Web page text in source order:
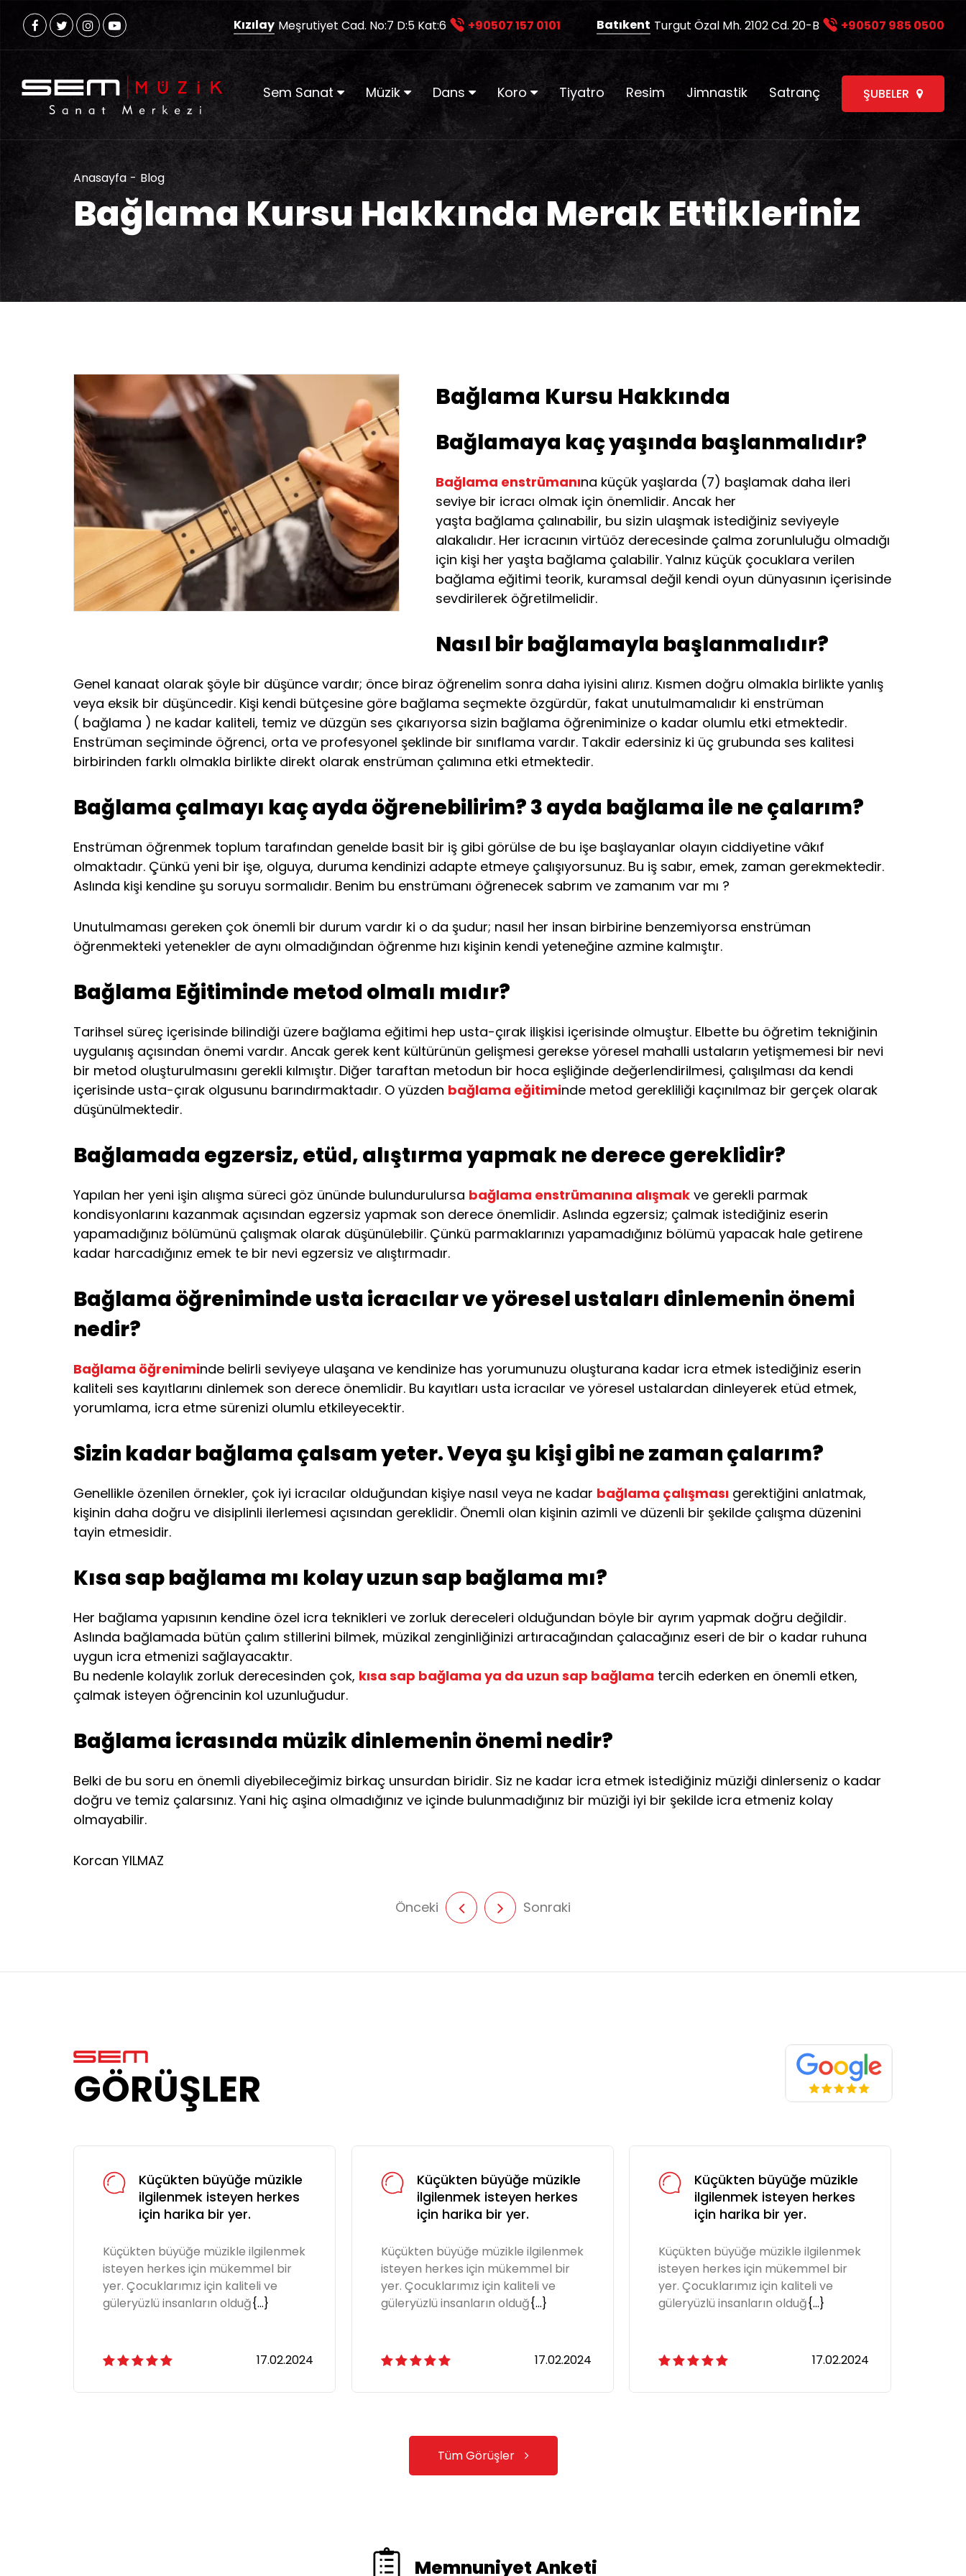
Kızılay Meşrutiyet Cad. No:7 D:5 Kat:6 +90507 157 0101 Batıkent Turgut Özal Mh. 2102 Cd. 20-B +90507 985 0500
ŞUBELER
Sem Sanat Müzik Dans Koro Tiyatro Resim Jimnastik Satranç
Anasayfa Blog
Bağlama Kursu Hakkında Merak Ettikleriniz
Bağlama Kursu Hakkında
Bağlamaya kaç yaşında başlanmalıdır?
Bağlama enstrümanına küçük yaşlarda (7) başlamak daha ileri
seviye bir icracı olmak için önemlidir. Ancak her
yaşta bağlama çalınabilir, bu sizin ulaşmak istediğiniz seviyeyle
alakalıdır. Her icracının virtüöz derecesinde çalma zorunluluğu olmadığı
için kişi her yaşta bağlama çalabilir. Yalnız küçük çocuklara verilen
bağlama eğitimi teorik, kuramsal değil kendi oyun dünyasının içerisinde
sevdirilerek öğretilmelidir.
Nasıl bir bağlamayla başlanmalıdır?
Genel kanaat olarak şöyle bir düşünce vardır; önce biraz öğrenelim sonra daha iyisini alırız. Kısmen doğru olmakla birlikte yanlış
veya eksik bir düşüncedir. Kişi kendi bütçesine göre bağlama seçmekte özgürdür, fakat unutulmamalıdır ki enstrüman
( bağlama ) ne kadar kaliteli, temiz ve düzgün ses çıkarıyorsa sizin bağlama öğreniminize o kadar olumlu etki etmektedir.
Enstrüman seçiminde öğrenci, orta ve profesyonel şeklinde bir sınıflama vardır. Takdir edersiniz ki üç grubunda ses kalitesi
birbirinden farklı olmakla birlikte direkt olarak enstrüman çalımına etki etmektedir.
Bağlama çalmayı kaç ayda öğrenebilirim? 3 ayda bağlama ile ne çalarım?
Enstrüman öğrenmek toplum tarafından genelde basit bir iş gibi görülse de bu işe başlayanlar olayın ciddiyetine vâkıf
olmaktadır. Çünkü yeni bir işe, olguya, duruma kendinizi adapte etmeye çalışıyorsunuz. Bu iş sabır, emek, zaman gerekmektedir.
Aslında kişi kendine şu soruyu sormalıdır. Benim bu enstrümanı öğrenecek sabrım ve zamanım var mı ?
Unutulmaması gereken çok önemli bir durum vardır ki o da şudur; nasıl her insan birbirine benzemiyorsa enstrüman
öğrenmekteki yetenekler de aynı olmadığından öğrenme hızı kişinin kendi yeteneğine azmine kalmıştır.
Bağlama Eğitiminde metod olmalı mıdır?
Tarihsel süreç içerisinde bilindiği üzere bağlama eğitimi hep usta-çırak ilişkisi içerisinde olmuştur. Elbette bu öğretim tekniğinin
uygulanış açısından önemi vardır. Ancak gerek kent kültürünün gelişmesi gerekse yöresel mahalli ustaların yetişmemesi bir nevi
bir metod oluşturulmasını gerekli kılmıştır. Diğer taraftan metodun bir hoca eşliğinde değerlendirilmesi, çalışılması da kendi
içerisinde usta-çırak olgusunu barındırmaktadır. O yüzden bağlama eğitiminde metod gerekliliği kaçınılmaz bir gerçek olarak
düşünülmektedir.
Bağlamada egzersiz, etüd, alıştırma yapmak ne derece gereklidir?
Yapılan her yeni işin alışma süreci göz ününde bulundurulursa bağlama enstrümanına alışmak ve gerekli parmak
kondisyonlarını kazanmak açısından egzersiz yapmak son derece önemlidir. Aslında egzersiz; çalmak istediğiniz eserin
yapamadığınız bölümünü çalışmak olarak düşünülebilir. Çünkü parmaklarınızı yapamadığınız bölümü yapacak hale getirene
kadar harcadığınız emek te bir nevi egzersiz ve alıştırmadır.
Bağlama öğreniminde usta icracılar ve yöresel ustaları dinlemenin önemi
nedir?
Bağlama öğreniminde belirli seviyeye ulaşana ve kendinize has yorumunuzu oluşturana kadar icra etmek istediğiniz eserin
kaliteli ses kayıtlarını dinlemek son derece önemlidir. Bu kayıtları usta icracılar ve yöresel ustalardan dinleyerek etüd etmek,
yorumlama, icra etme sürenizi olumlu etkileyecektir.
Sizin kadar bağlama çalsam yeter. Veya şu kişi gibi ne zaman çalarım?
Genellikle özenilen örnekler, çok iyi icracılar olduğundan kişiye nasıl veya ne kadar bağlama çalışması gerektiğini anlatmak,
kişinin daha doğru ve disiplinli ilerlemesi açısından gereklidir. Önemli olan kişinin azimli ve düzenli bir şekilde çalışma düzenini
tayin etmesidir.
Kısa sap bağlama mı kolay uzun sap bağlama mı?
Her bağlama yapısının kendine özel icra teknikleri ve zorluk dereceleri olduğundan böyle bir ayrım yapmak doğru değildir.
Aslında bağlamada bütün çalım stillerini bilmek, müzikal zenginliğinizi artıracağından çalacağınız eseri de bir o kadar ruhuna
uygun icra etmenizi sağlayacaktır.
Bu nedenle kolaylık zorluk derecesinden çok, kısa sap bağlama ya da uzun sap bağlama tercih ederken en önemli etken,
çalmak isteyen öğrencinin kol uzunluğudur.
Bağlama icrasında müzik dinlemenin önemi nedir?
Belki de bu soru en önemli diyebileceğimiz birkaç unsurdan biridir. Siz ne kadar icra etmek istediğiniz müziği dinlerseniz o kadar
doğru ve temiz çalarsınız. Yani hiç aşina olmadığınız ve içinde bulunmadığınız bir müziği iyi bir şekilde icra etmeniz kolay
olmayabilir.
Korcan YILMAZ
Önceki Sonraki
GÖRÜŞLER
Küçükten büyüğe müzikle
ilgilenmek isteyen herkes
için harika bir yer.
Küçükten büyüğe müzikle ilgilenmek
isteyen herkes için mükemmel bir
yer. Çocuklarımız için kaliteli ve
güleryüzlü insanların olduğ{...}
17.02.2024
Küçükten büyüğe müzikle
ilgilenmek isteyen herkes
için harika bir yer.
Küçükten büyüğe müzikle ilgilenmek
isteyen herkes için mükemmel bir
yer. Çocuklarımız için kaliteli ve
güleryüzlü insanların olduğ{...}
17.02.2024
Küçükten büyüğe müzikle
ilgilenmek isteyen herkes
için harika bir yer.
Küçükten büyüğe müzikle ilgilenmek
isteyen herkes için mükemmel bir
yer. Çocuklarımız için kaliteli ve
güleryüzlü insanların olduğ{...}
17.02.2024
Tüm Görüşler
Memnuniyet Anketi